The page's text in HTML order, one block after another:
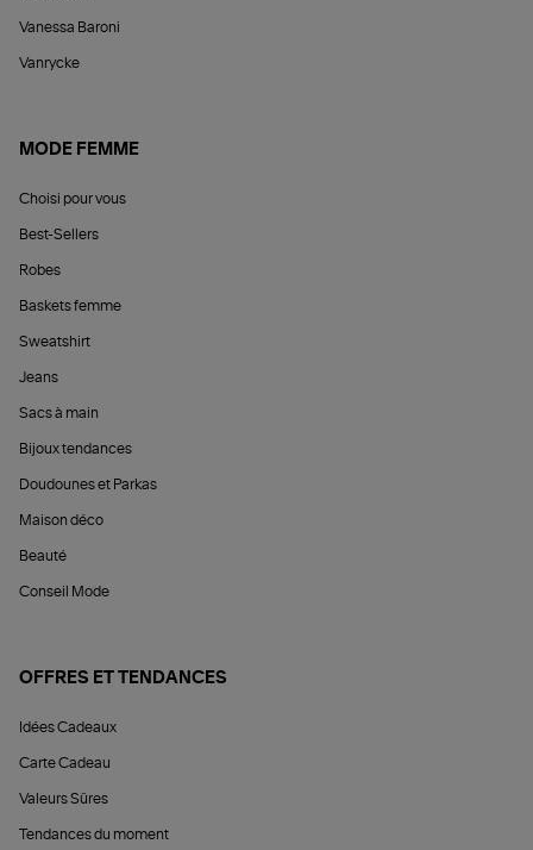
Vanessa Baroni
Vanrycke
MODE FEMME
Choisi pour vous
Best-Sellers
Robes
Baskets femme
Sweatshirt
Jeans
Sacs à main
Bijoux tendances
Doudounes et Parkas
Maison déco
Beauté
Conseil Mode
OFFRES ET TENDANCES
Idées Cadeaux
Carte Cadeau
Valeurs Sûres
Tendances du moment